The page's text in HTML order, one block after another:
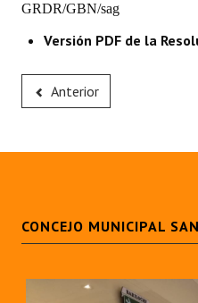
Reconocimientos - Registro
GRDR/GBN/sag
Versión PDF de la
Anterior
CONCEJO MUNICIPAL